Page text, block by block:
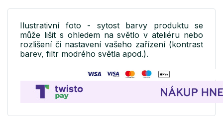
Ilustrativní foto - sytost barvy produktu se
může lišit s ohledem na světlo v ateliéru nebo
rozlišení či nastavení vašeho zařízení (kontrast
barev, filtr modrého světla apod.).